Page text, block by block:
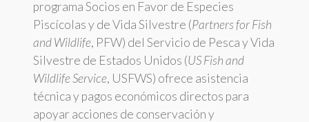
programa Socios en Favor de Especies
Piscícolas y de Vida Silvestre (Partners for Fish
and Wildlife, PFW) del Servicio de Pesca y Vida
Silvestre de Estados Unidos (US Fish and
Wildlife Service, USFWS) ofrece asistencia
técnica y pagos económicos directos para
apoyar acciones de conservación y